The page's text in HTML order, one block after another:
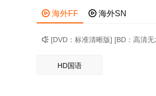
 海外FF  海外SN
 [DVD：标准清晰版] [BD：高清
HD国语